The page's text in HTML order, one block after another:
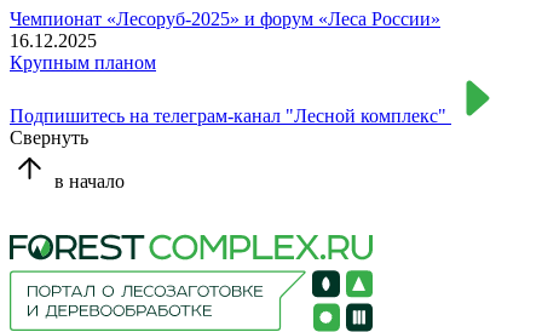
Чемпионат «Лесоруб-2025» и форум «Леса России»
16.12.2025
Крупным планом
Подпишитесь на телеграм-канал "Лесной комплекс"
Свернуть
в начало